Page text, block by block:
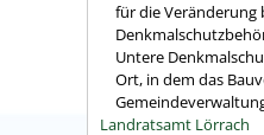
für die Veränderung
Untere
Ort, in dem das
Landratsamt Lörrach